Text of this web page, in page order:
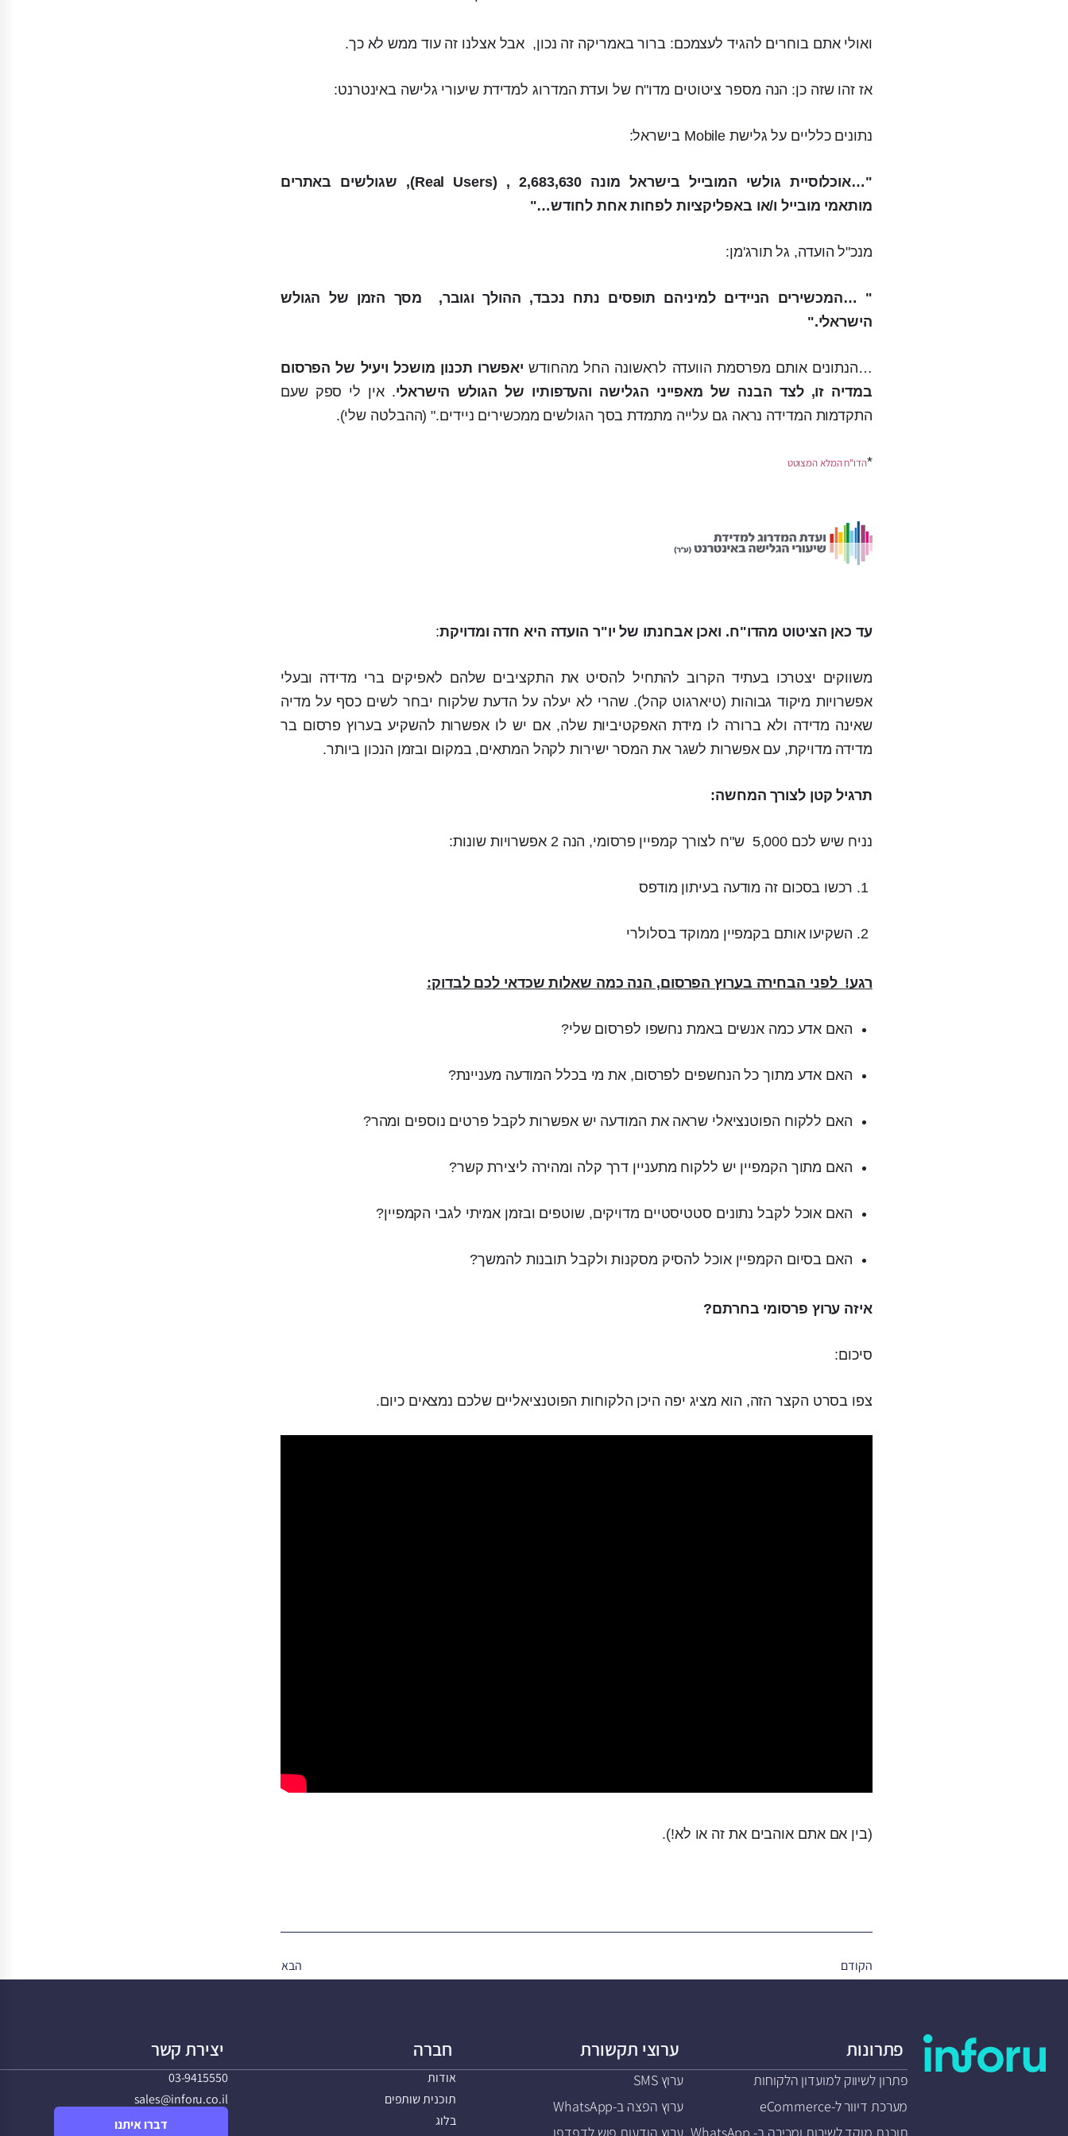
ואולי אתם בוחרים להגיד לעצמכם: ברור באמריקה זה נכון, אבל אצלנו זה עוד ממש לא כך.
אז זהו שזה כן: הנה מספר ציטוטים מדו"ח של ועדת המדרוג למדידת שיעורי גלישה באינטרנט:
נתונים כלליים על גלישת Mobile בישראל:
"…אוכלוסיית גולשי המובייל בישראל מונה 2,683,630 , (Real Users), שגולשים באתרים
מותאמי מובייל ו/או באפליקציות לפחות אחת לחודש…"
מנכ"ל הועדה, גל תורג'מן:
" …המכשירים הניידים למיניהם תופסים נתח נכבד, ההולך וגובר, מסך הזמן של הגולש
הישראלי."
…הנתונים אותם מפרסמת הוועדה לראשונה החל מהחודש יאפשרו תכנון מושכל ויעיל של הפרסום
במדיה זו, לצד הבנה של מאפייני הגלישה והעדפותיו של הגולש הישראלי. אין לי ספק שעם
התקדמות המדידה נראה גם עלייה מתמדת בסך הגולשים ממכשירים ניידים." (ההבלטה שלי).
*הדו"ח המלא המצוטט
עד כאן הציטוט מהדו"ח. ואכן אבחנתו של יו"ר הועדה היא חדה ומדויקת:
משווקים יצטרכו בעתיד הקרוב להתחיל להסיט את התקציבים שלהם לאפיקים ברי מדידה ובעלי
אפשרויות מיקוד גבוהות (טיארגוט קהל). שהרי לא יעלה על הדעת שלקוח יבחר לשים כסף על מדיה
שאינה מדידה ולא ברורה לו מידת האפקטיביות שלה, אם יש לו אפשרות להשקיע בערוץ פרסום בר
מדידה מדויקת, עם אפשרות לשגר את המסר ישירות לקהל המתאים, במקום ובזמן הנכון ביותר.
תרגיל קטן לצורך המחשה:
נניח שיש לכם 5,000 ש"ח לצורך קמפיין פרסומי, הנה 2 אפשרויות שונות:
רכשו בסכום זה מודעה בעיתון מודפס
השקיעו אותם בקמפיין ממוקד בסלולרי
רגע! לפני הבחירה בערוץ הפרסום, הנה כמה שאלות שכדאי לכם לבדוק:
האם אדע כמה אנשים באמת נחשפו לפרסום שלי?
האם אדע מתוך כל הנחשפים לפרסום, את מי בכלל המודעה מעניינת?
האם ללקוח הפוטנציאלי שראה את המודעה יש אפשרות לקבל פרטים נוספים ומהר?
האם מתוך הקמפיין יש ללקוח מתעניין דרך קלה ומהירה ליצירת קשר?
האם אוכל לקבל נתונים סטטיסטיים מדויקים, שוטפים ובזמן אמיתי לגבי הקמפיין?
האם בסיום הקמפיין אוכל להסיק מסקנות ולקבל תובנות להמשך?
איזה ערוץ פרסומי בחרתם?
סיכום:
צפו בסרט הקצר הזה, הוא מציג יפה היכן הלקוחות הפוטנציאליים שלכם נמצאים כיום.
(בין אם אתם אוהבים את זה או לא!).
הקודם הבא
פתרונות
פתרון לשיווק למועדון הלקוחות
מערכת דיוור ל-eCommerce
ערוצי תקשורת
ערוץ SMS
ערוץ הפצה ב-WhatsApp
חברה
אודות
תוכנית שותפים
בלוג
יצירת קשר
03-9415550
sales@inforu.co.il
דברו איתנו